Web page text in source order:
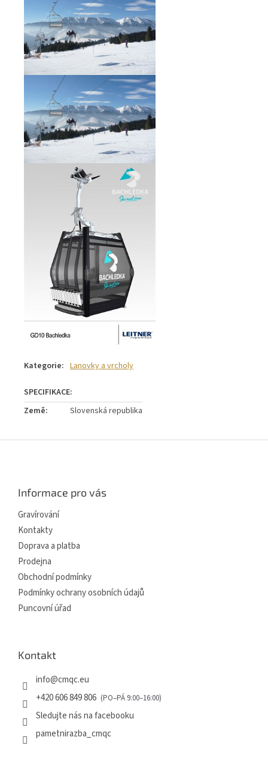
Kategorie: Lanovky a vrcholy
Země: Slovenská republika
Informace pro vás
Gravírování
Kontakty
Doprava a platba
Prodejna
Obchodní podmínky
Podmínky ochrany osobních údajů
Puncovní úřad
Kontakt
info@cmqc.eu
+420 606 849 806
Sledujte nás na facebooku
pametnirazba_cmqc